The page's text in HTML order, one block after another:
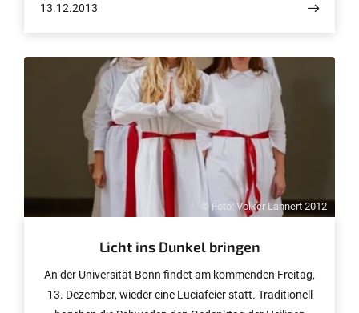
Jahres-Projekt des evangelischen Theologen mit
200.000 Euro.
13.12.2013
© Foto: Volker Lannert 2012
Licht ins Dunkel bringen
An der Universität Bonn findet am kommenden Freitag,
13. Dezember, wieder eine Luciafeier statt. Traditionell